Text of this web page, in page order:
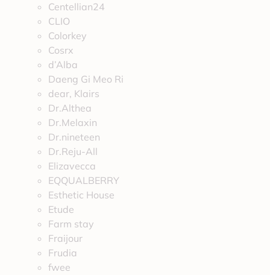
Centellian24
CLIO
Colorkey
Cosrx
d’Alba
Daeng Gi Meo Ri
dear, Klairs
Dr.Althea
Dr.Melaxin
Dr.nineteen
Dr.Reju-All
Elizavecca
EQQUALBERRY
Esthetic House
Etude
Farm stay
Fraijour
Frudia
fwee